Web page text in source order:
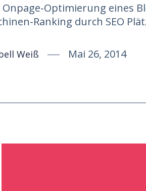
Optimierung eines
Ranking durch SEO
Weiß Mai 26, 2014